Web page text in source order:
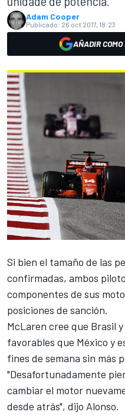
Adam Cooper
Publicado: 26 oct 2017, 18:23
AÑADIR
Si bien el tamaño de las
confirmadas, ambos
componentes de sus
posiciones de sanción.
McLaren cree que Brasil
favorables que México y
fines de semana sin más
"Desafortunadamente
cambiar el motor
desde atrás", dijo Alonso.